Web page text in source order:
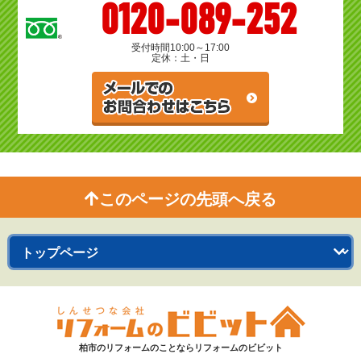
0120-089-252
受付時間 10:00～17:00
定休：土・日
このページの先頭へ戻る
柏市のリフォームのことならリフォームのビビット